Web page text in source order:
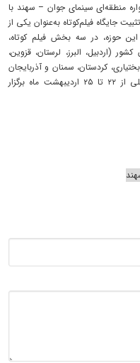
منطقه‌ای سینمای جوان – سهند با
جایگاه فیلم‌کوتاه به‌عنوان یکی از
حوزه، در سه بخش فیلم کوتاه،
عکس، میزبان هنرمندانی از ۱۱ استان کشور (اردبیل، البرز، لرستان، قزوین،
کردستان، سمنان و آذربایجان
شرقی) در شهر تبریز خواهد بود. این رویداد ملی از ۲۲ تا ۲۵ اردیبهشت ماه برگزار